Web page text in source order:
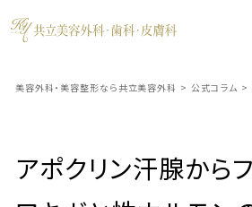
美容外科・美容整形なら共立美容外科 > 公式コラム >
アポクリン汗腺から